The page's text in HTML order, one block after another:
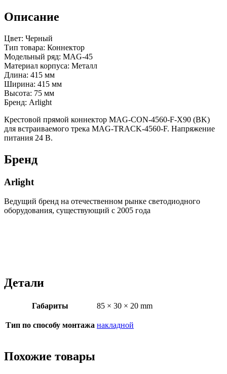
Описание
Цвет: Черный
Тип товара: Коннектор
Модельный ряд: MAG-45
Материал корпуса: Металл
Длина: 415 мм
Ширина: 415 мм
Высота: 75 мм
Бренд: Arlight
Крестовой прямой коннектор MAG-CON-4560-F-X90 (BK)
для встраиваемого трека MAG-TRACK-4560-F. Напряжение
питания 24 В.
Бренд
Arlight
Ведущий бренд на отечественном рынке светодиодного
оборудования, существующий с 2005 года
Детали
Габариты 85 × 30 × 20 mm
Тип по способу монтажа накладной
Похожие товары